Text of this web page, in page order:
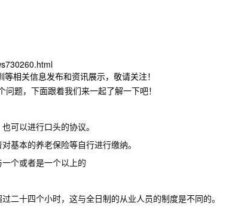
相关信息发布和资讯展示，敬请关注！
题，下面跟着我们来一起了解一下吧！
可以进行口头的协议。
基本的养老保险等自行进行缴纳。
个或者是一个以上的
二十四个小时，这与全日制的从业人员的制度是不同的。